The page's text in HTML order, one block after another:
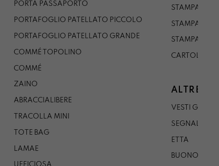
PORTA PASSAPORTO
PORTAFOGLIO PATELLATO PICCOLO
PORTAFOGLIO PATELLATO GRANDE
COMMÉ TOPOLINO
COMMÉ
ZAINO
ABRACCIALIBERE
TRACOLLA MINI
TOTE BAG
LAMAE
STAMPA A3
STAMPA A1
STAMPA A0
CARTOLINA
ALTRE
VESTI
SEGNALIBRO
ETTA
BUONO